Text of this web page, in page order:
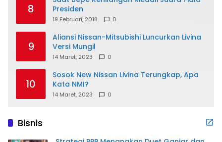
8
Presiden
19 Februari, 2018 0
9
Aliansi Nissan-Mitsubishi Luncurkan Livina
Versi Mungil
14 Maret, 2023 0
10
Sosok New Nissan Livina Terungkap, Apa
Kata NMI?
14 Maret, 2023 0
Bisnis